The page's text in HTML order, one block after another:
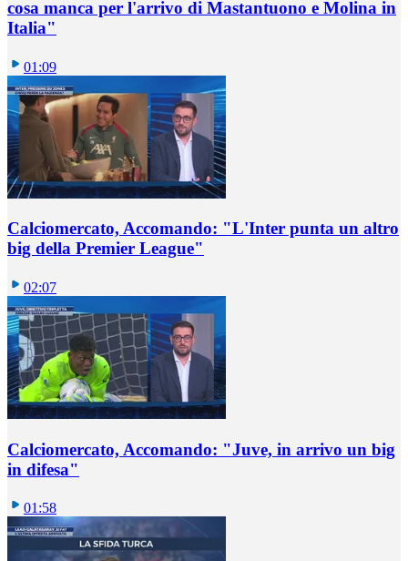
cosa manca per l'arrivo di Mastantuono e Molina in
Italia"
01:09
Calciomercato, Accomando: "L'Inter punta un altro
big della Premier League"
02:07
Calciomercato, Accomando: "Juve, in arrivo un big
in difesa"
01:58